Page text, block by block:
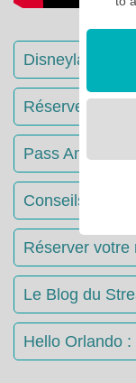
Disneyland
Réserver votre
Pass Annuels
Conseils &
Réserver votre
Le Blog du
Hello Orlando